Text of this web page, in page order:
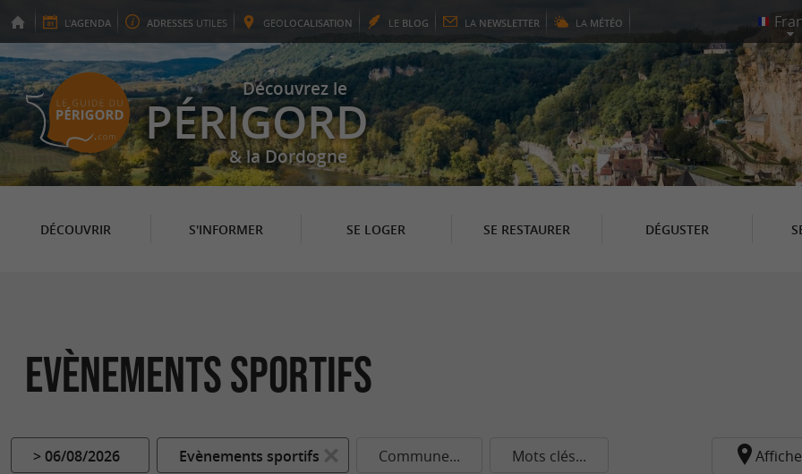
L'AGENDA ADRESSES UTILES GEOLOCALISATION LE BLOG LA NEWSLETTER LA MÉTÉO
Découvrez le
PÉRIGORD
& la Dordogne
DÉCOUVRIR S'INFORMER SE LOGER SE RESTAURER DÉGUSTER
Evènements sportifs
> 06/08/2026 Evènements sportifs Commune... Mots clés...